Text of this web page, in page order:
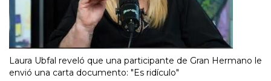
Laura Ubfal reveló que una participante de Gran Hermano le
envió una carta documento: "Es ridículo"